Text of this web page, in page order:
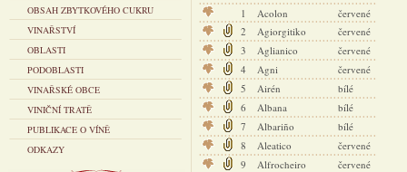
OBSAH ZBYTKOVÉHO CUKRU
VINAŘSTVÍ
OBLASTI
PODOBLASTI
VINAŘSKÉ OBCE
VINIČNÍ TRATĚ
PUBLIKACE O VÍNĚ
ODKAZY
1 Acolon
červené
2
Agiorgitiko
červené
3
Aglianico
červené
4
Agni
červené
5
Airén
bílé
6
Albana
bílé
7
Albariño
bílé
8
Aleatico
červené
9
Alfrocheiro
červené